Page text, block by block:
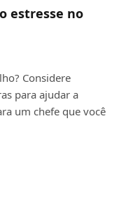
estresse no
Considere
para ajudar a
um chefe que você